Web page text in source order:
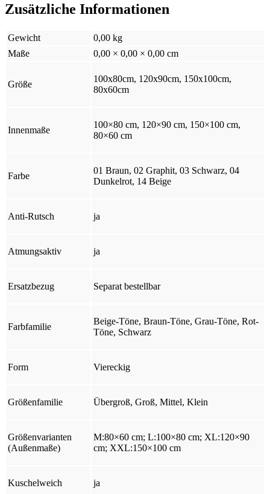
Zusätzliche Informationen
Gewicht
0,00 kg
Maße
0,00 × 0,00 × 0,00 cm
Größe
100x80cm, 120x90cm, 150x100cm,
80x60cm
Innenmaße
100×80 cm, 120×90 cm, 150×100 cm,
80×60 cm
Farbe
01 Braun, 02 Graphit, 03 Schwarz, 04
Dunkelrot, 14 Beige
Anti-Rutsch ja
Atmungsaktiv ja
Ersatzbezug Separat bestellbar
Farbfamilie
Beige-Töne, Braun-Töne, Grau-Töne, Rot-
Töne, Schwarz
Form Viereckig
Größenfamilie Übergroß, Groß, Mittel, Klein
Größenvarianten
(Außenmaße)
M:80×60 cm; L:100×80 cm; XL:120×90
cm; XXL:150×100 cm
Kuschelweich ja